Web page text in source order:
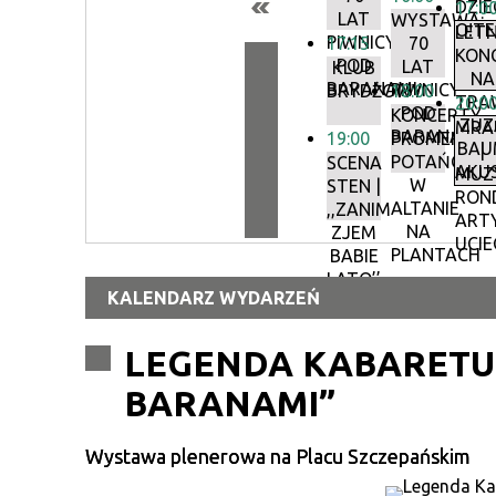
LAT
PIWNICY
POD
BARANAMI
17:15
KLUB
BRYDŻOWY
19:00
SCENA
STEN |
,,ZANIM
ZJEM
BABIE
LATO’’
WYSTAWA:
70
LAT
PIWNICY
POD
BARANAMI
18:00
KONCERTY
W
ALTANIE
NA
PLANTACH
NA
|
KALENDARZ WYDARZEŃ
LEGENDA
BARANAMI”
Wystawa plenerowa na Placu Szczepańskim